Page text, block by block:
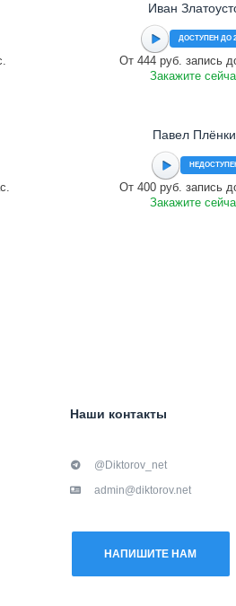
Иван
ДОСТУПЕН ДО
От 444 руб. запись
Закажите
Павел
От 400 руб. запись
Закажите
Наши контакты
@Diktorov_net
admin@diktorov.net
НАПИШИТЕ НАМ